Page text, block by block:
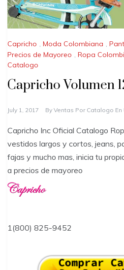
Capricho , Moda Colombiana ,
Precios de Mayoreo , Ropa
Catalogo
Capricho Volumen
July 1, 2017 By Ventas Por Catalogo En
Capricho Inc Oficial Catalogo
vestidos largos y cortos, jeans,
fajas y mucho mas, inicia tu
a precios de mayoreo
1(800) 825-9452